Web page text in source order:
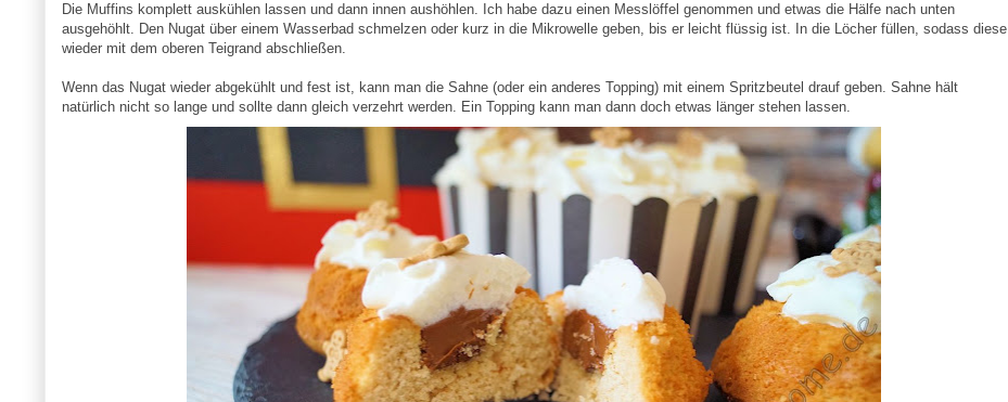
Die Muffins komplett auskühlen lassen und dann innen aushöhlen. Ich habe dazu einen Messlöffel genommen und etwas die Hälfe nach unten
ausgehöhlt. Den Nugat über einem Wasserbad schmelzen oder kurz in die Mikrowelle geben, bis er leicht flüssig ist. In die Löcher füllen, sodass diese
wieder mit dem oberen Teigrand abschließen.
Wenn das Nugat wieder abgekühlt und fest ist, kann man die Sahne (oder ein anderes Topping) mit einem Spritzbeutel drauf geben. Sahne hält
natürlich nicht so lange und sollte dann gleich verzehrt werden. Ein Topping kann man dann doch etwas länger stehen lassen.